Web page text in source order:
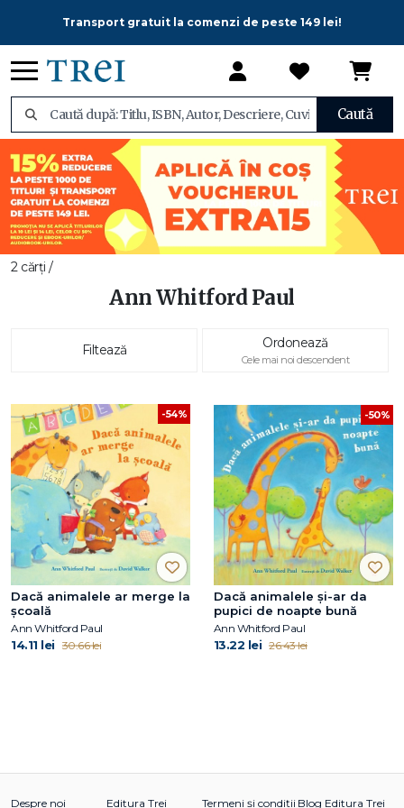
Transport gratuit la comenzi de peste 149 lei!
Caută
2 cărți /
Ann Whitford Paul
Filtează Ordonează
Cele mai noi descendent
-54%
Dacă animalele ar merge la
şcoală
Ann Whitford Paul
14.11 lei 30.66 lei
-50%
Dacă animalele și-ar da
pupici de noapte bună
Ann Whitford Paul
13.22 lei 26.43 lei
Despre noi Editura Trei Termeni și condiții Blog Editura Trei